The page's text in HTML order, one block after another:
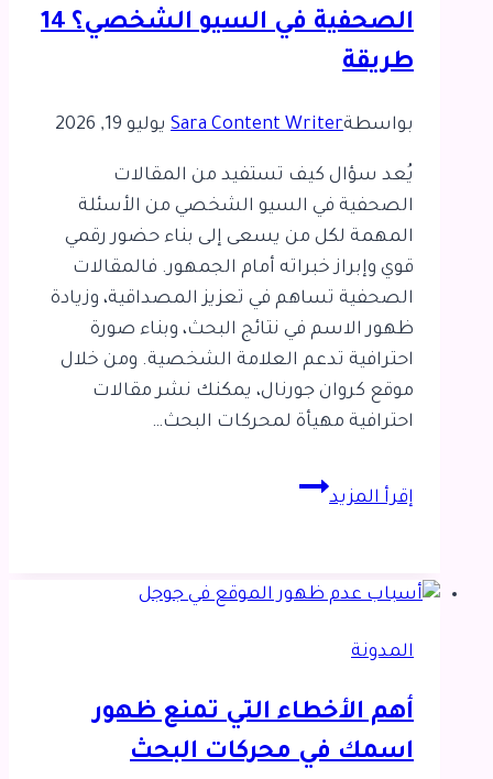
الصحفية في السيو الشخصي؟ 14
طريقة
بواسطةSara Content Writer يوليو 19, 2026
يُعد سؤال كيف تستفيد من المقالات
الصحفية في السيو الشخصي من الأسئلة
المهمة لكل من يسعى إلى بناء حضور رقمي
قوي وإبراز خبراته أمام الجمهور. فالمقالات
الصحفية تساهم في تعزيز المصداقية، وزيادة
ظهور الاسم في نتائج البحث، وبناء صورة
احترافية تدعم العلامة الشخصية. ومن خلال
موقع كروان جورنال، يمكنك نشر مقالات
احترافية مهيأة لمحركات البحث…
إقرأ المزيد
كيف
الصحفية
الشخصي؟
طريقة
المدونة
أهم الأخطاء التي تمنع ظهور
اسمك في محركات البحث